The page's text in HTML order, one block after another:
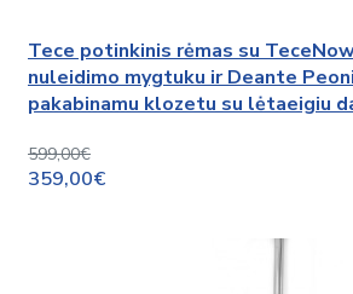
Tece potinkinis rėmas su TeceNow
nuleidimo mygtuku ir Deante Peonia rimless
pakabinamu klozetu su lėtaeigiu
599,00€
359,00€